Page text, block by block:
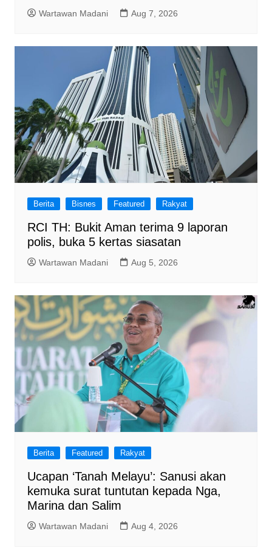
Wartawan Madani Aug 7, 2026
Berita Bisnes Featured Rakyat
RCI TH: Bukit Aman terima 9 laporan
polis, buka 5 kertas siasatan
Wartawan Madani Aug 5, 2026
Berita Featured Rakyat
Ucapan ‘Tanah Melayu’: Sanusi akan
kemuka surat tuntutan kepada Nga,
Marina dan Salim
Wartawan Madani Aug 4, 2026